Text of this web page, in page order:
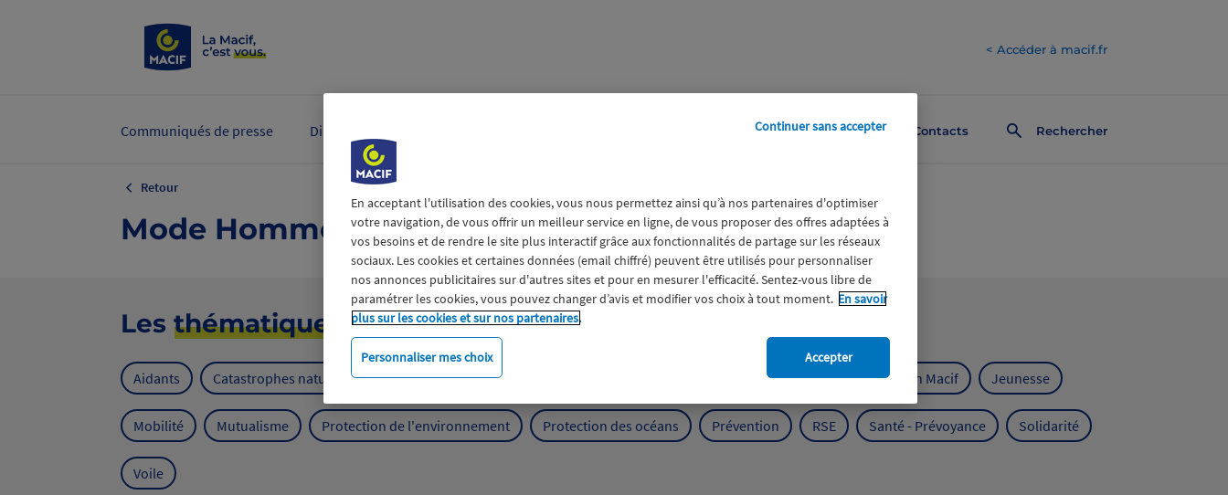
< Accéder à macif.fr
Contacts Rechercher
Communiqués de presse Dirigeants et experts
Retour
Mode Homme
Les thématiques
Aidants Catastrophes naturelles Climat Engagement Expérience clients Fondation Macif Jeunesse
Mobilité Mutualisme Protection de l'environnement Protection des océans Prévention RSE Santé - Prévoyance Solidarité
Voile
En acceptant l'utilisation des cookies, vous nous permettez ainsi qu’à nos partenaires d'optimiser
votre navigation, de vous offrir un meilleur service en ligne, de vous proposer des offres adaptées à
vos besoins et de rendre le site plus interactif grâce aux fonctionnalités de partage sur les réseaux
sociaux. Les cookies et certaines données (email chiffré) peuvent être utilisés pour personnaliser
nos annonces publicitaires sur d'autres sites et pour en mesurer l'efficacité. Sentez-vous libre de
paramétrer les cookies, vous pouvez changer d’avis et modifier vos choix à tout moment. En savoir
plus sur les cookies et sur nos partenaires.
Personnaliser mes choix
Continuer sans accepter
Accepter